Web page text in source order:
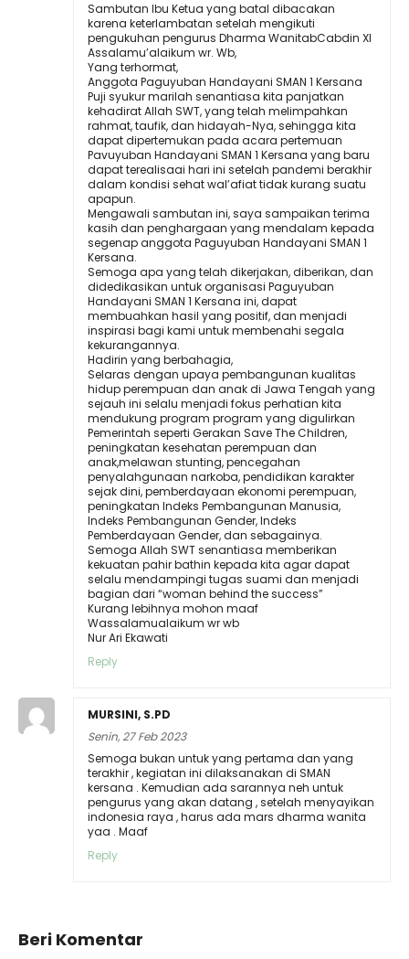
Sambutan Ibu Ketua yang batal dibacakan
karena keterlambatan setelah mengikuti
pengukuhan pengurus Dharma WanitabCabdin XI
Assalamu’alaikum wr. Wb,
Yang terhormat,
Anggota Paguyuban Handayani SMAN 1 Kersana
Puji syukur marilah senantiasa kita panjatkan
kehadirat Allah SWT, yang telah melimpahkan
rahmat, taufik, dan hidayah-Nya, sehingga kita
dapat dipertemukan pada acara pertemuan
Pavuyuban Handayani SMAN 1 Kersana yang baru
dapat terealisaai hari ini setelah pandemi berakhir
dalam kondisi sehat wal’afiat tidak kurang suatu
apapun.
Mengawali sambutan ini, saya sampaikan terima
kasih dan penghargaan yang mendalam kepada
segenap anggota Paguyuban Handayani SMAN 1
Kersana.
Semoga apa yang telah dikerjakan, diberikan, dan
didedikasikan untuk organisasi Paguyuban
Handayani SMAN 1 Kersana ini, dapat
membuahkan hasil yang positif, dan menjadi
inspirasi bagi kami untuk membenahi segala
kekurangannya.
Hadirin yang berbahagia,
Selaras dengan upaya pembangunan kualitas
hidup perempuan dan anak di Jawa Tengah yang
sejauh ini selalu menjadi fokus perhatian kita
mendukung program program yang digulirkan
Pemerintah seperti Gerakan Save The Children,
peningkatan kesehatan perempuan dan
anak,melawan stunting, pencegahan
penyalahgunaan narkoba, pendidikan karakter
sejak dini, pemberdayaan ekonomi perempuan,
peningkatan Indeks Pembangunan Manusia,
Indeks Pembangunan Gender, Indeks
Pemberdayaan Gender, dan sebagainya.
Semoga Allah SWT senantiasa memberikan
kekuatan pahir bathin kepada kita agar dapat
selalu mendampingi tugas suami dan menjadi
bagian dari “woman behind the success”
Kurang lebihnya mohon maaf
Wassalamualaikum wr wb
Nur Ari Ekawati
Reply
MURSINI, S.PD
Senin, 27 Feb 2023
Semoga bukan untuk yang pertama dan yang
terakhir , kegiatan ini dilaksanakan di SMAN
kersana . Kemudian ada sarannya neh untuk
pengurus yang akan datang , setelah menyayikan
indonesia raya , harus ada mars dharma wanita
yaa . Maaf
Reply
Beri Komentar